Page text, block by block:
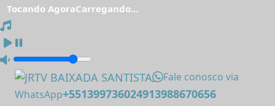
Tocando AgoraCarregando...
Fale conosco via
WhatsApp+551399736024913988670656